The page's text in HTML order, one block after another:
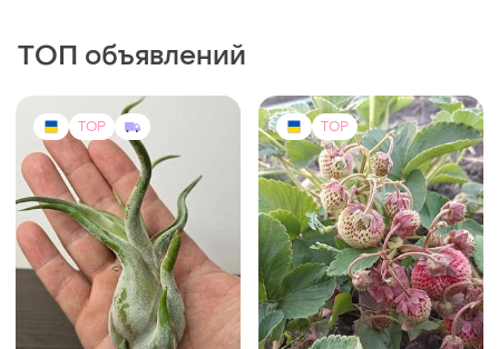
ТОП объявлений
TOP TOP